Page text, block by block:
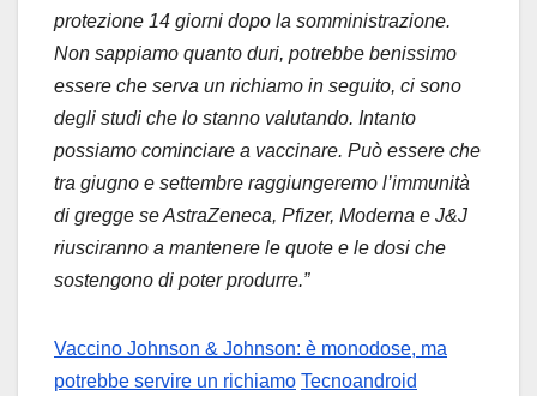
protezione 14 giorni dopo la somministrazione.
Non sappiamo quanto duri, potrebbe benissimo
essere che serva un richiamo in seguito, ci sono
degli studi che lo stanno valutando. Intanto
possiamo cominciare a vaccinare. Può essere che
tra giugno e settembre raggiungeremo l’immunità
di gregge se AstraZeneca, Pfizer, Moderna e J&J
riusciranno a mantenere le quote e le dosi che
sostengono di poter produrre.”
Vaccino Johnson & Johnson: è monodose, ma
potrebbe servire un richiamo Tecnoandroid